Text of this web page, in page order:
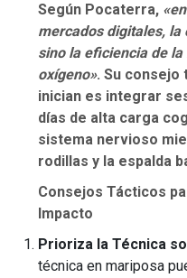
Según Pocaterra,
mercados digitales, la
sino la eficiencia de
oxígeno». Su consejo
inician es integrar
días de alta carga
sistema nervioso
rodillas y la espalda
Consejos Tácticos
Impacto
Prioriza la Técnica
técnica en mariposa